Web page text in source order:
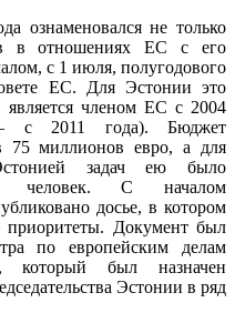
ознаменовался не только
в отношениях ЕС с его
с 1 июля, полугодового
ЕС. Для Эстонии это
членом ЕС с 2004
с 2011 года). Бюджет
в 75 миллионов евро, а для
задач ею было
человек. С началом
досье, в котором
приоритеты. Документ был
по европейским делам
который был назначен
Эстонии в ряд